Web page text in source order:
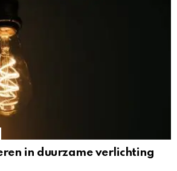
in duurzame verlichting